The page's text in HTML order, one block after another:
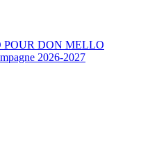
POUR DON MELLO
2026-2027